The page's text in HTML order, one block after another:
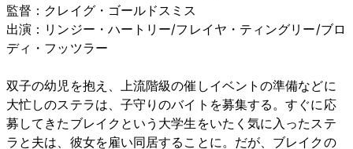
監督：クレイグ・ゴールドスミス
出演：リンジー・ハートリー/フレイヤ・ティングリー/ブロ
ディ・フッツラー
双子の幼児を抱え、上流階級の催しイベントの準備などに
大忙しのステラは、子守りのバイトを募集する。すぐに応
募してきたブレイクという大学生をいたく気に入ったステ
ラと夫は、彼女を雇い同居することに。だが、ブレイクの